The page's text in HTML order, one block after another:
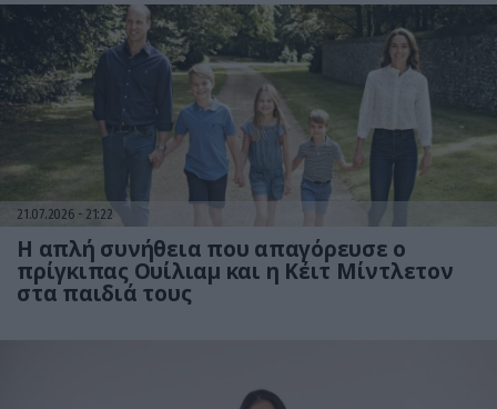
21.07.2026 21:22
Η απλή συνήθεια που απαγόρευσε ο
πρίγκιπας Ουίλιαμ και η Κέιτ Μίντλετον
στα παιδιά τους